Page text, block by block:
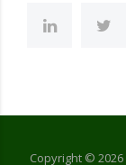
Copyright © 2026